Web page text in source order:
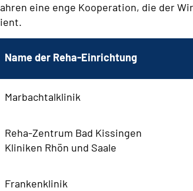
eine enge Kooperation, die der
Name der Reha-Einrichtung
Marbachtalklinik
Reha-Zentrum Bad Kissingen
Kliniken Rhön und Saale
Frankenklinik